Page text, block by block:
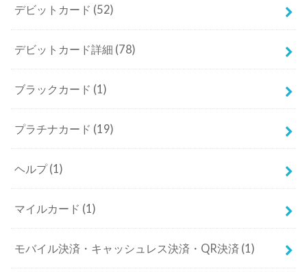
デビットカード (52)
デビットカード詳細 (78)
ブラックカード (1)
プラチナカード (19)
ヘルプ(1)
マイルカード (1)
モバイル決済・キャッシュレス決済・QR決済 (1)